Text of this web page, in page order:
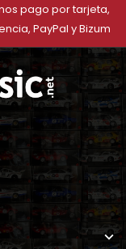
pago por tarjeta,
PayPal y Bizum